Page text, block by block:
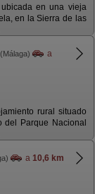
en una vieja
en la Sierra de las
(Málaga)
a
rural situado
del Parque Nacional
a 10,6 km